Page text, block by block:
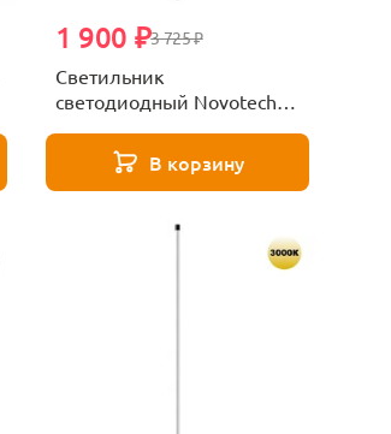
3 725 ₽
1 900 ₽
Светильник
светодиодный Novotech
В корзину